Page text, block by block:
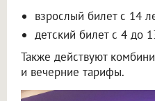
взрослый билет с 14
детский билет с 4 до
Также действуют
и вечерние тарифы.